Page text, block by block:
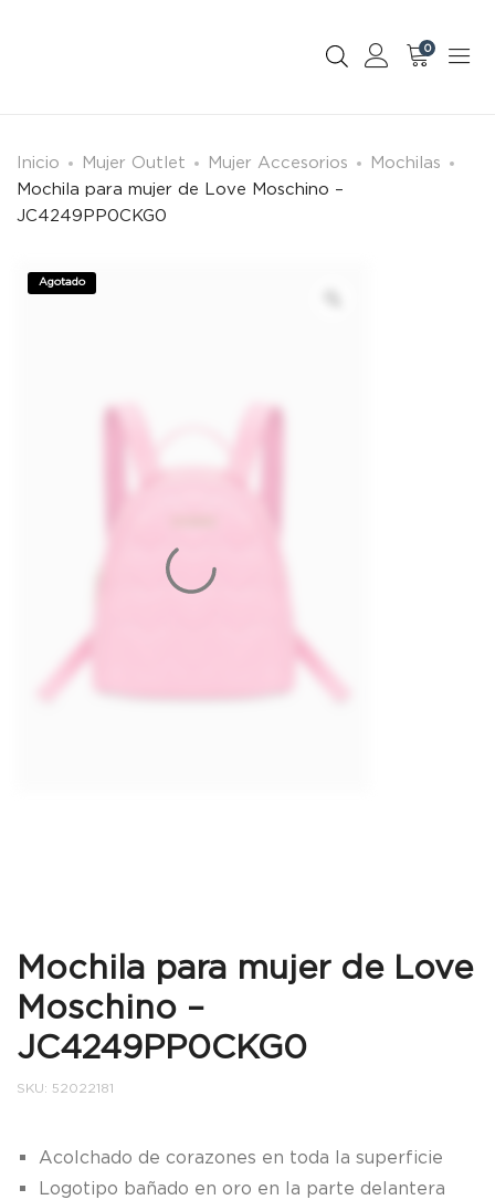
0
Inicio Mujer Outlet Mujer Accesorios
Mochilas
Mochila para mujer de Love Moschino –
JC4249PP0CKG0
Agotado
Mochila para mujer de Love
Moschino –
JC4249PP0CKG0
SKU: 52022181
Acolchado de corazones en toda la superficie
Logotipo bañado en oro en la parte delantera